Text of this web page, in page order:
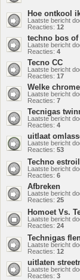
Hoe ontkool
Laatste bericht
Reacties: 12
techno bos
Laatste bericht
Reacties: 4
Tecno CC
Laatste bericht
Reacties: 17
Welke
Laatste bericht
Reacties: 7
Tecnigas
Laatste bericht
Reacties: 4
uitlaat
Laatste bericht
Reacties: 53
Techno estroil
Laatste bericht
Reacties: 6
Afbreken
Laatste bericht
Reacties: 25
Homoet Vs.
Laatste bericht
Reacties: 24
Technigas
Laatste bericht
Reacties: 12
uitlaten
Laatste bericht
Reacties: 3